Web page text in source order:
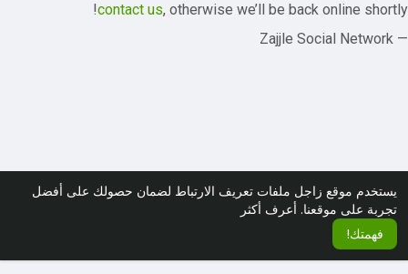
يستخدم موقع زاجل ملفات تعريف الارتباط لضمان حصولك على أفضل
تجربة على موقعنا. أعرف أكثر
فهمتك!
contact us, otherwise we’ll be back online shortly!
— Zajjle Social Network